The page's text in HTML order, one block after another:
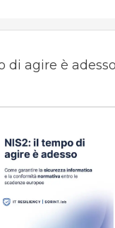
di agire è adesso